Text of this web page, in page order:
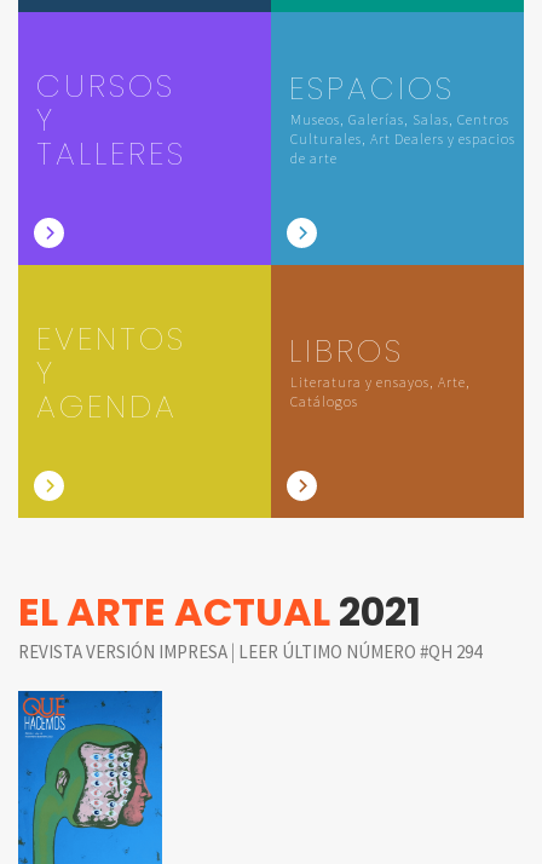
CURSOS
Y
TALLERES
ESPACIOS
Museos, Galerías, Salas, Centros
Culturales, Art Dealers y espacios
de arte
EVENTOS
Y
AGENDA
LIBROS
Literatura y ensayos, Arte,
Catálogos
EL ARTE ACTUAL2021
REVISTA VERSIÓN IMPRESA | LEER ÚLTIMO NÚMERO #QH 294